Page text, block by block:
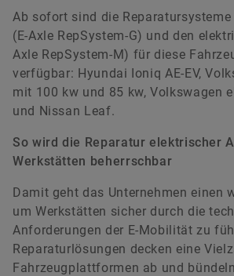
Katja Wild
Communications Vehicle Lifetime
GmbH & Co. KG
Frankfurt
+49 69 27135 3814
Ab sofort sind die
(E-Axle RepSystem-G) und den
Axle RepSystem-M) für diese
verfügbar: Hyundai Ioniq AE-EV,
mit 100 kw und 85 kw, Volkswagen
und Nissan Leaf.
So wird die Reparatur elektrischer
Werkstätten beherrschbar
Damit geht das Unternehmen einen
um Werkstätten sicher durch die
Anforderungen der E-Mobilität zu
Reparaturlösungen decken eine
Fahrzeugplattformen ab und